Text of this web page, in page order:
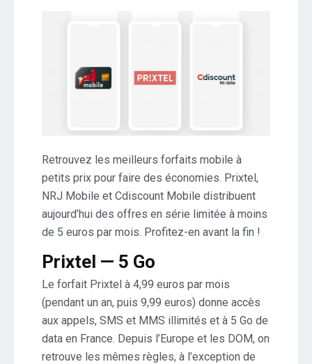
Retrouvez les meilleurs forfaits mobile à
petits prix pour faire des économies. Prixtel,
NRJ Mobile et Cdiscount Mobile distribuent
aujourd’hui des offres en série limitée à moins
de 5 euros par mois. Profitez-en avant la fin !
Prixtel — 5 Go
Le forfait Prixtel à 4,99 euros par mois
(pendant un an, puis 9,99 euros) donne accès
aux appels, SMS et MMS illimités et à 5 Go de
data en France. Depuis l’Europe et les DOM, on
retrouve les mêmes règles, à l’exception de